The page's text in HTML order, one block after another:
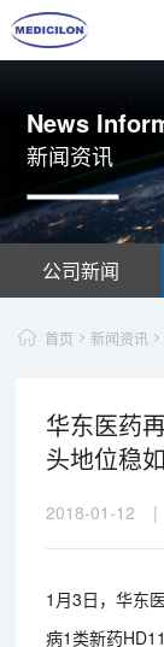
News
新闻资讯
公司新闻
首页 新闻资讯
华东医药
头地位稳
2018-01-12 |
1月3日，华东
病1类新药